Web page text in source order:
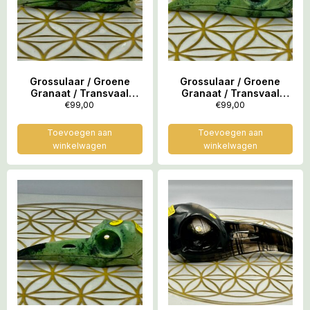
Grossulaar / Groene
Granaat / Transvaal
Jade Raven schedel nr 1:
31 gram
€99,00
Toevoegen aan
winkelwagen
Grossulaar / Groene
Granaat / Transvaal
Jade Raven schedel nr 1:
40 gram
€99,00
Toevoegen aan
winkelwagen